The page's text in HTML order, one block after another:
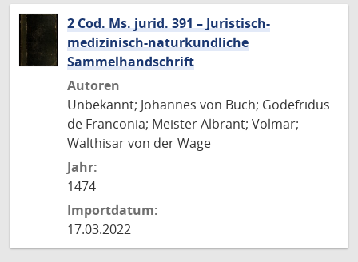
2 Cod. Ms. jurid. 391 – Juristisch-
medizinisch-naturkundliche
Sammelhandschrift
Autoren
Unbekannt; Johannes von Buch; Godefridus
de Franconia; Meister Albrant; Volmar;
Walthisar von der Wage
Jahr:
1474
Importdatum:
17.03.2022